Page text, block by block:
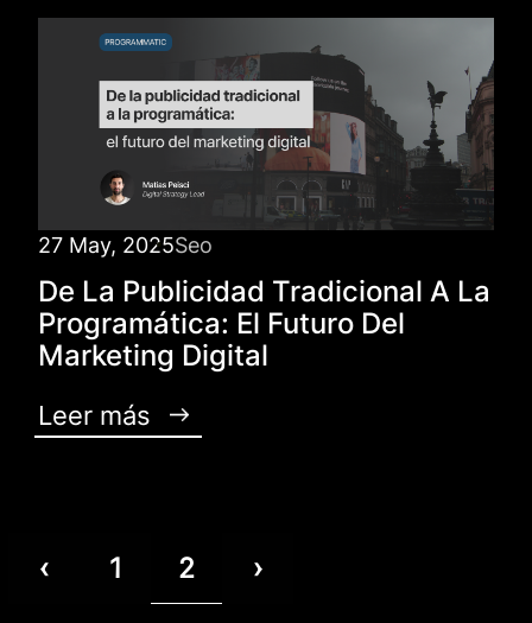
27 May, 2025Seo
De La Publicidad Tradicional A La
Programática: El Futuro Del
Marketing Digital
Leer más
‹ 1 2 ›